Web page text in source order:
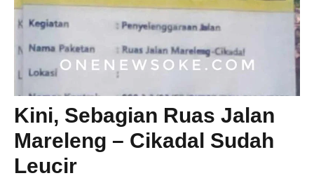
Kini, Sebagian Ruas Jalan
Mareleng – Cikadal Sudah
Leucir